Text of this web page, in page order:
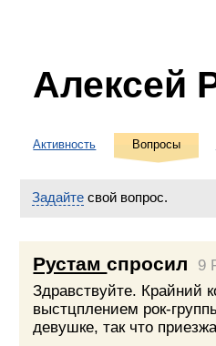
Алексей
Активность Вопросы
Задайте свой вопрос.
Рустамспросил
9
Здравствуйте. Крайний
выстцплением рок-
девушке, так что